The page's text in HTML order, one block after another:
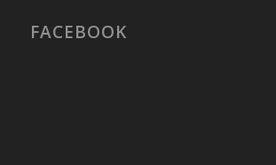
FACEBOOK